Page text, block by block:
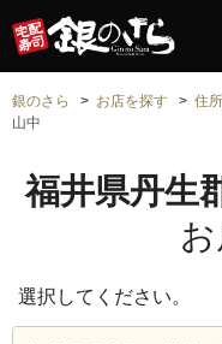
銀のさら お店を探す 住
山中
福井県丹生
選択してください。